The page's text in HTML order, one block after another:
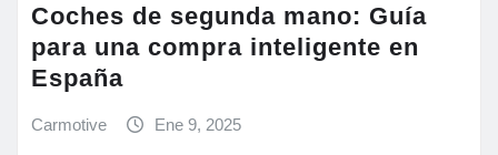
Coches de segunda mano: Guía
para una compra inteligente en
España
Carmotive Ene 9, 2025